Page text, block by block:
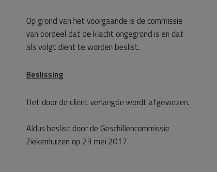
Op grond van het voorgaande is de commissie
van oordeel dat de klacht ongegrond is en dat
als volgt dient te worden beslist.
Beslissing
Het door de cliënt verlangde wordt afgewezen.
Aldus beslist door de Geschillencommissie
Ziekenhuizen op 23 mei 2017.